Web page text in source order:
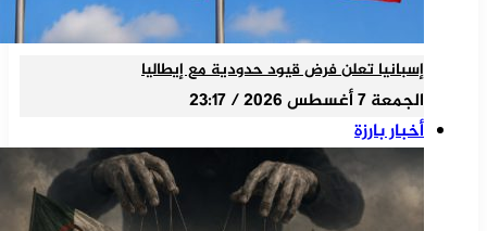
إسبانيا تعلن فرض قيود حدودية مع إيطاليا
الجمعة 7 أغسطس 2026 / 23:17
أخبار بارزة